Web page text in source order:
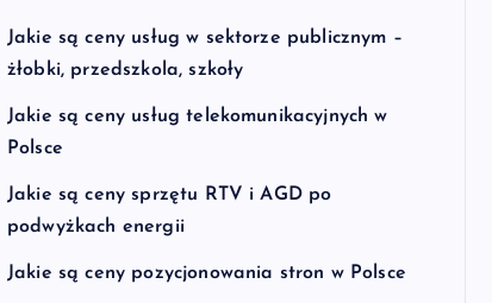
Jakie są ceny usług w sektorze publicznym –
żłobki, przedszkola, szkoły
Jakie są ceny usług telekomunikacyjnych w
Polsce
Jakie są ceny sprzętu RTV i AGD po
podwyżkach energii
Jakie są ceny pozycjonowania stron w Polsce